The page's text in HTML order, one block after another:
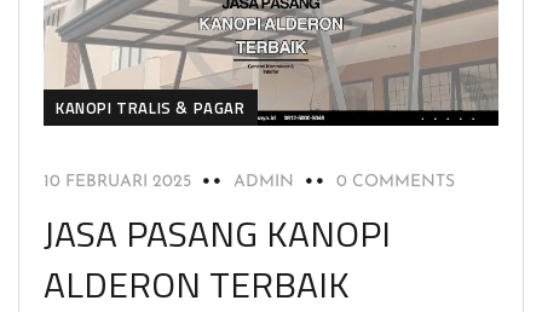
KANOPI TRALIS & PAGAR
10 FEBRUARI 2025 ADMIN 0 COMMENTS
JASA PASANG KANOPI
ALDERON TERBAIK